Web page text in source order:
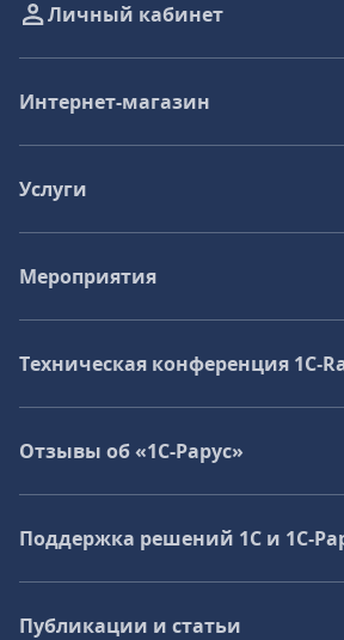
Личный кабинет
Интернет-магазин
Услуги
Мероприятия
Техническая конференция
Отзывы об «1С-Рарус»
Поддержка решений 1С и
Публикации и статьи